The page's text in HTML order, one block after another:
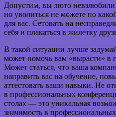
Допустим, вы люто
но уволиться не можете по
для вас. Сетовать на
себя и плакаться в жилетку
В такой ситуации лучше
может помочь вам «вырасти» в
Может статься, что ваша
направить вас на обучение,
аттестовать ваши навыки. Не
в профессиональных
столах — это уникальная
значимость в